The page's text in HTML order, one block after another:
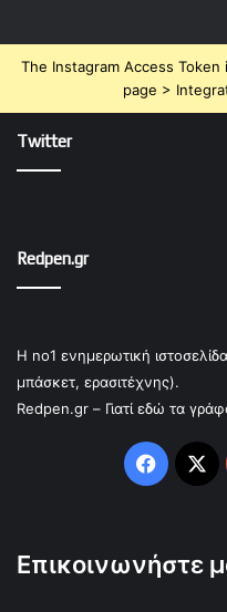
The Instagram Access
page >
Twitter
Redpen.gr
Η no1 ενημερωτική
μπάσκετ, ερασιτέχνης).
Redpen.gr – Γιατί εδώ τα
X
Επικοινωνήστε